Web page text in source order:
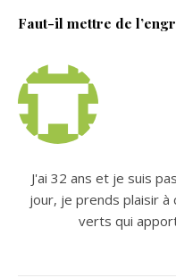
Faut-il mettre de
J'ai 32 ans et je suis
jour, je prends plaisir
verts qui